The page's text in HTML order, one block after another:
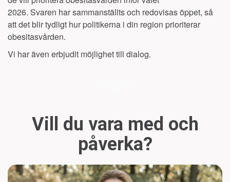
2026. Svaren har sammanställts och redovisas öppet, så
att det blir tydligt hur politikerna i din region prioriterar
obesitasvården.
Vi har även erbjudit möjlighet till dialog.
Vill du vara med och
påverka?